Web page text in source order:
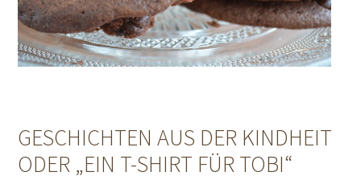
GESCHICHTEN AUS DER KINDHEIT
ODER „EIN T-SHIRT FÜR TOBI“